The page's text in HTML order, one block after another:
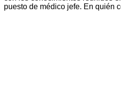
puesto de médico jefe. En quién